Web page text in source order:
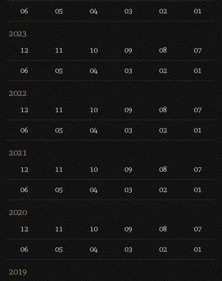
06 05 04 03 02 01
2023
12 11 10 09 08 07
06 05 04 03 02 01
2022
12 11 10 09 08 07
06 05 04 03 02 01
2021
12 11 10 09 08 07
06 05 04 03 02 01
2020
12 11 10 09 08 07
06 05 04 03 02 01
2019